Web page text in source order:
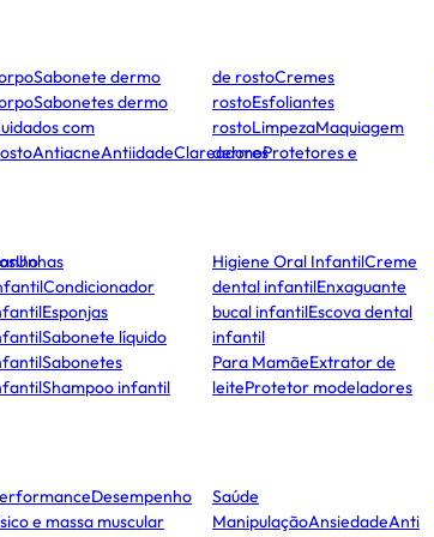
Sabonete dermo
Sabonetes dermo
com
AntiacneAntiidadeClareadores
de rostoCremes
rostoEsfoliantes
rostoLimpezaMaquiagem
dermoProtetores e
Unhas
Condicionador
Esponjas
Sabonete líquido
Sabonetes
Shampoo infantil
Higiene Oral InfantilCreme
dental infantilEnxaguante
bucal infantilEscova dental
infantil
Para MamãeExtrator de
leiteProtetor modeladores
Desempenho
e massa muscular
Saúde
ManipulaçãoAnsiedadeAnti